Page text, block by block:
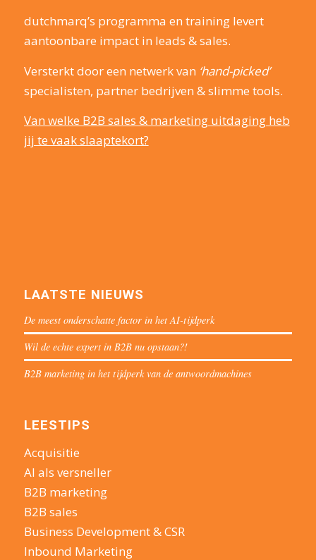
dutchmarq’s programma en training levert
aantoonbare impact in leads & sales.
Versterkt door een netwerk van ‘hand-picked’
specialisten, partner bedrijven & slimme tools.
Van welke B2B sales & marketing uitdaging heb
jij te vaak slaaptekort?
LAATSTE NIEUWS
De meest onderschatte factor in het AI-tijdperk
Wil de echte expert in B2B nu opstaan?!
B2B marketing in het tijdperk van de antwoordmachines
LEESTIPS
Acquisitie
AI als versneller
B2B marketing
B2B sales
Business Development & CSR
Inbound Marketing